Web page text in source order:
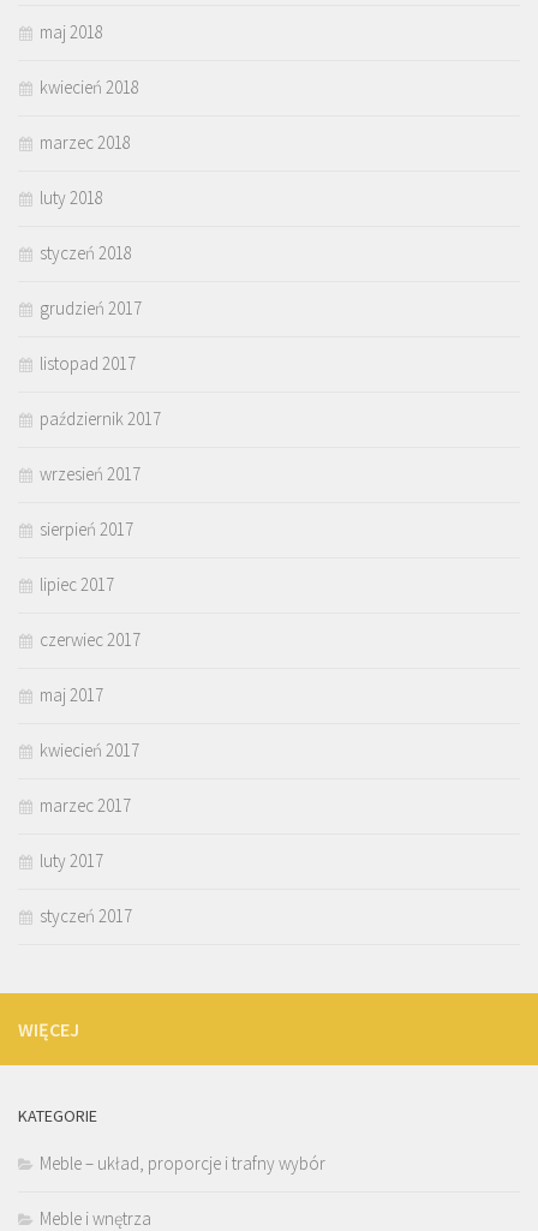
maj 2018
kwiecień 2018
marzec 2018
luty 2018
styczeń 2018
grudzień 2017
listopad 2017
październik 2017
wrzesień 2017
sierpień 2017
lipiec 2017
czerwiec 2017
maj 2017
kwiecień 2017
marzec 2017
luty 2017
styczeń 2017
WIĘCEJ
KATEGORIE
Meble – układ, proporcje i trafny wybór
Meble i wnętrza